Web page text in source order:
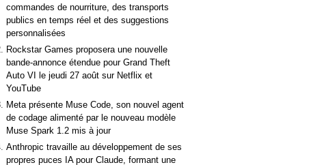
commandes de nourriture, des transports
publics en temps réel et des suggestions
personnalisées
Rockstar Games proposera une nouvelle
bande-annonce étendue pour Grand Theft
Auto VI le jeudi 27 août sur Netflix et
YouTube
Meta présente Muse Code, son nouvel agent
de codage alimenté par le nouveau modèle
Muse Spark 1.2 mis à jour
Anthropic travaille au développement de ses
propres puces IA pour Claude, formant une